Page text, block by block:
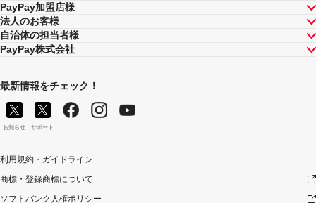
PayPay加盟店様
法人のお客様
自治体の担当者様
PayPay株式会社
最新情報をチェック！
お知らせ サポート
利用規約・ガイドライン
商標・登録商標について
ソフトバンク人権ポリシー